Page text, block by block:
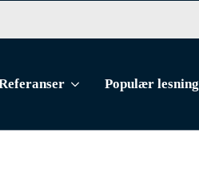
Populær lesning